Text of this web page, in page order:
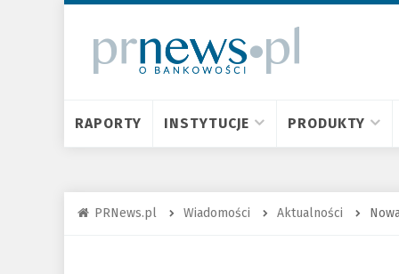
RAPORTY INSTYTUCJE PRODUKTY
PRNews.pl Wiadomości Aktualności